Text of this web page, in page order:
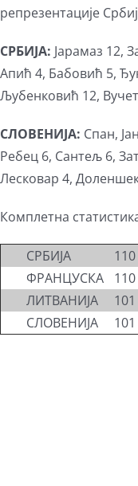
репрезентације
СРБИЈА: Јарамаз 12,
Апић 4, Бабовић 5,
Љубенковић 12,
СЛОВЕНИЈА: Спан,
Ребец 6, Сантељ 6,
Лесковар 4,
Комплетна
СРБИЈА 110
ФРАНЦУСКА
110
ЛИТВАНИЈА
101
СЛОВЕНИЈА
101